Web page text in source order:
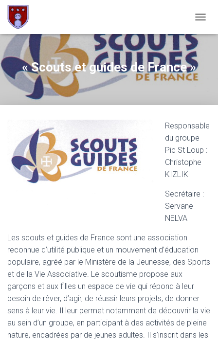
« Scouts et guides de France »
Responsable
du groupe
Pic St Loup :
Christophe
KIZLIK
Secrétaire :
Servane
NELVA
Les scouts et guides de France sont une association
reconnue d’utilité publique et un mouvement d’éducation
populaire, agréé par le Ministère de la Jeunesse, des Sports
et de la Vie Associative. Le scoutisme propose aux
garçons et aux filles un espace de vie qui répond à leur
besoin de rêver, d’agir, de réussir leurs projets, de donner
sens à leur vie. Il leur permet notamment de découvrir la vie
au sein d’un groupe, en participant à des activités de pleine
nature, encadrées par de jeunes adultes. Il s’inscrit dans les